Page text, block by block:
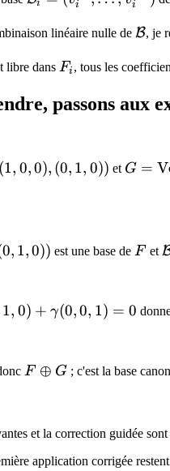
\dots,
i i i
linéaire nulle de B, je
libre dans F_i
Fi , tous les
passons aux
1, 0,0), (0, 1, 0)) et G =
G =
0, 1, 0)) est une base de F
F et
1, 0) + γ(0, 0, 1) = 0
F
F ⊕ G ; c'est la base
et la correction guidée
application corrigée